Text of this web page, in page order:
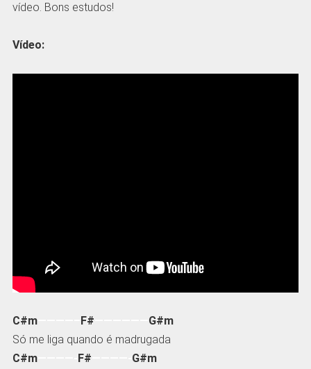
vídeo. Bons estudos!
Vídeo:
C#m————– F#
G#m
Só me liga quando é madrugada
C#m————- F#
G#m